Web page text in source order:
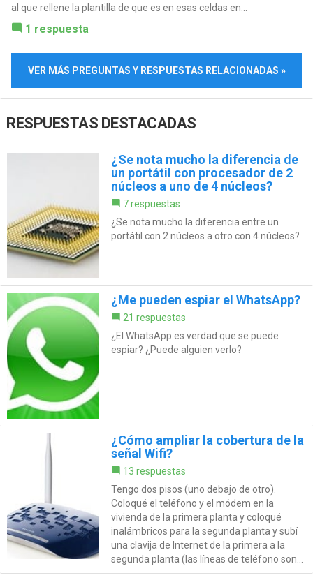
al que rellene la plantilla de que es en esas celdas en...
1 respuesta
VER MÁS PREGUNTAS Y RESPUESTAS RELACIONADAS »
RESPUESTAS DESTACADAS
¿Se nota mucho la diferencia de
un portátil con procesador de 2
núcleos a uno de 4 núcleos?
7 respuestas
¿Se nota mucho la diferencia entre un
portátil con 2 núcleos a otro con 4 núcleos?
¿Me pueden espiar el WhatsApp?
21 respuestas
¿El WhatsApp es verdad que se puede
espiar? ¿Puede alguien verlo?
¿Cómo ampliar la cobertura de la
señal Wifi?
13 respuestas
Tengo dos pisos (uno debajo de otro).
Coloqué el teléfono y el módem en la
vivienda de la primera planta y coloqué
inalámbricos para la segunda planta y subí
una clavija de Internet de la primera a la
segunda planta (las líneas de teléfono son...